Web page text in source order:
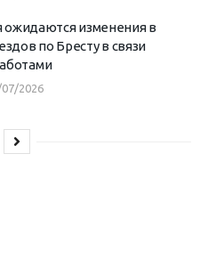
ожидаются изменения в
по Бресту в связи
2026